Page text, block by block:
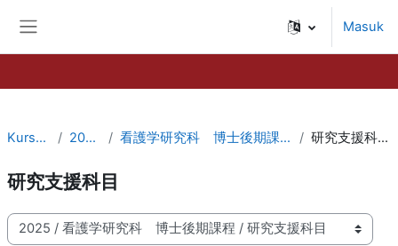
Masuk
Kursus 2025 看護学研究科 博士後期課程 研究支援科目
研究支援科目
Kategori kursus